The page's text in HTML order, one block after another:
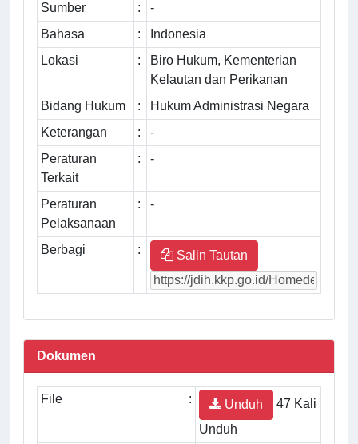
Sumber :
-
Bahasa
:
Indonesia
Lokasi
:
Biro Hukum, Kementerian
Kelautan dan Perikanan
Bidang Hukum
:
Hukum Administrasi Negara
Keterangan
:
-
Peraturan
Terkait
: -
Peraturan
Pelaksanaan
: -
Berbagi : Salin Tautan
Dokumen
File : Unduh
47 Kali
Unduh